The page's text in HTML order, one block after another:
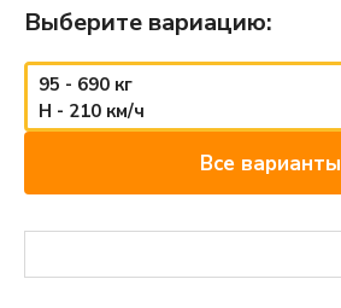
Выберите вариацию:
95 - 690 кг
H - 210 км/ч
Все варианты